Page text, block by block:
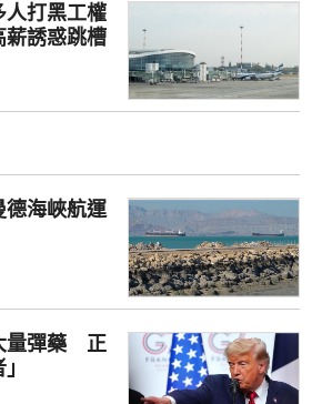
人打黑工權
誘惑跳槽
德海峽航運
量彈藥 正